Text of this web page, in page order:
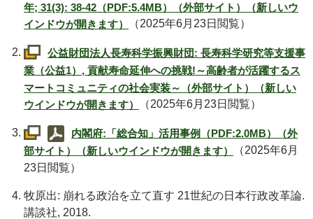
年; 31(3): 38-42（PDF:5.4MB）（外部サイト）（新しいウ
インドウが開きます）
（2025年6月23日閲覧）
公益財団法人長寿科学振興財団: 長寿科学研究等支援事
業（公益1）, 貢献寿命延伸への挑戦!～高齢者が活躍するス
マートコミュニティの社会実装～（外部サイト）（新しい
ウインドウが開きます）
（2025年6月23日閲覧）
内閣府:「総合知」活用事例（PDF:2.0MB）（外
部サイト）（新しいウインドウが開きます）
（2025年6月
23日閲覧）
牧原出: 崩れる政治を立て直す 21世紀の日本行政改革論.
講談社, 2018.